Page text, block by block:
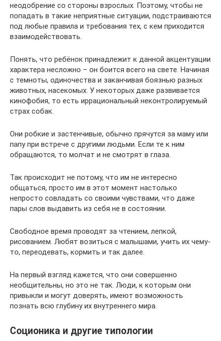
неодобрение со стороны взрослых. Поэтому, чтобы не
попадать в такие неприятные ситуации, подстраиваются
под любые правила и требования тех, с кем приходится
взаимодействовать.
Понять, что ребёнок принадлежит к данной акцентуации
характера несложно – он боится всего на свете. Начиная
с темноты, одиночества и заканчивая боязнью разных
животных, насекомых. У некоторых даже развивается
кинофобия, то есть иррациональный неконтролируемый
страх собак.
Они робкие и застенчивые, обычно прячутся за маму или
папу при встрече с другими людьми. Если те к ним
обращаются, то молчат и не смотрят в глаза.
Так происходит не потому, что им не интересно
общаться, просто им в этот момент настолько
непросто совладать со своими чувствами, что даже
пары слов выдавить из себя не в состоянии.
Свободное время проводят за чтением, лепкой,
рисованием. Любят возиться с малышами, учить их чему-
то, переодевать, кормить и так далее.
На первый взгляд кажется, что они совершенно
необщительны, но это не так. Люди, к которым они
привыкли и могут доверять, имеют возможность
познать всю глубину их внутреннего мира.
Соционика и другие типологии